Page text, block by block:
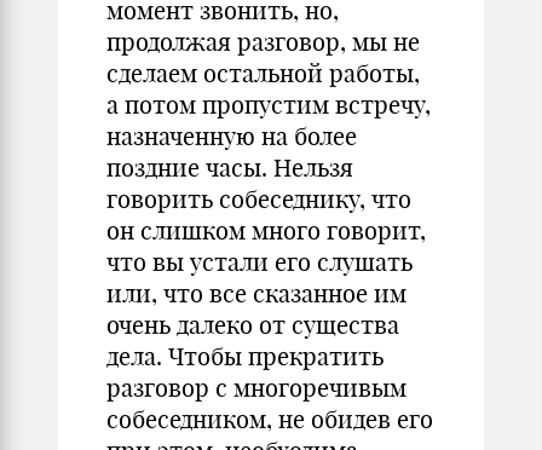
момент звонить, но,
продолжая разговор, мы не
сделаем остальной работы,
а потом пропустим встречу,
назначенную на более
поздние часы. Нельзя
говорить собеседнику, что
он слишком много говорит,
что вы устали его слушать
или, что все сказанное им
очень далеко от существа
дела. Чтобы прекратить
разговор с многоречивым
собеседником, не обидев его